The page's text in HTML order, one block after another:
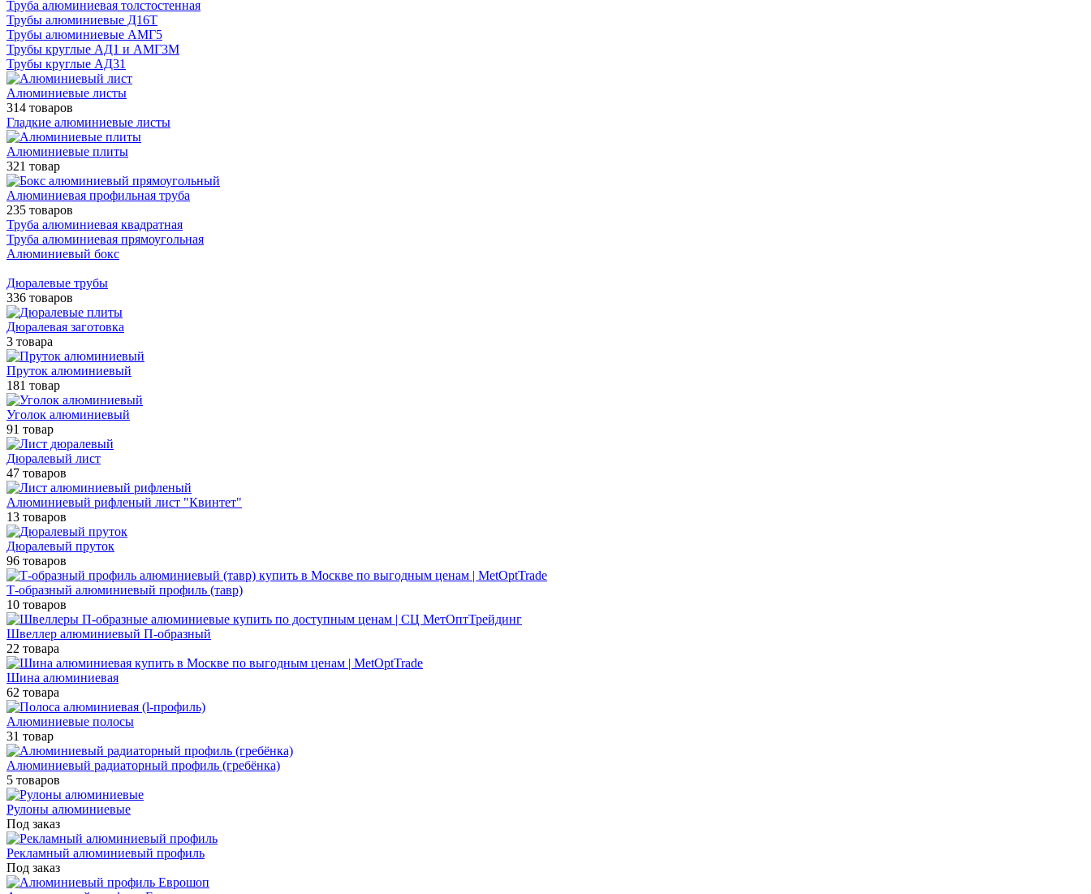
Труба алюминиевая толстостенная
Трубы алюминиевые Д16Т
Трубы алюминиевые АМГ5
Трубы круглые АД1 и АМГ3М
Трубы круглые АД31
Алюминиевые листы
314 товаров
Гладкие алюминиевые листы
Алюминиевые плиты
321 товар
Алюминиевая профильная труба
235 товаров
Труба алюминиевая квадратная
Труба алюминиевая прямоугольная
Алюминиевый бокс
Дюралевые трубы
336 товаров
Дюралевая заготовка
3 товара
Пруток алюминиевый
181 товар
Уголок алюминиевый
91 товар
Дюралевый лист
47 товаров
Алюминиевый рифленый лист "Квинтет"
13 товаров
Дюралевый пруток
96 товаров
Т-образный алюминиевый профиль (тавр)
10 товаров
Швеллер алюминиевый П-образный
22 товара
Шина алюминиевая
62 товара
Алюминиевые полосы
31 товар
Алюминиевый радиаторный профиль (гребёнка)
5 товаров
Рулоны алюминиевые
Под заказ
Рекламный алюминиевый профиль
Под заказ